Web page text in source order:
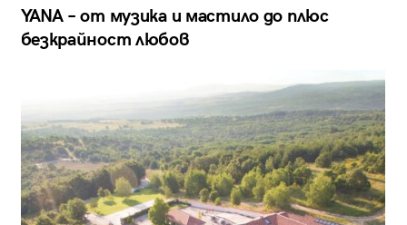
YANA – от музика и мастило до плюс
безкрайност любов